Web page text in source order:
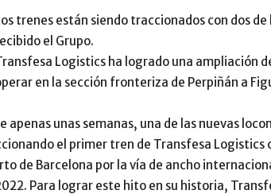
trenes están siendo traccionados con dos
el Grupo.
Logistics ha logrado una ampliación
en la sección fronteriza de Perpiñán a
apenas unas semanas, una de las nuevas
el primer tren de Transfesa Logistics
de Barcelona por la vía de ancho
Para lograr este hito en su historia,